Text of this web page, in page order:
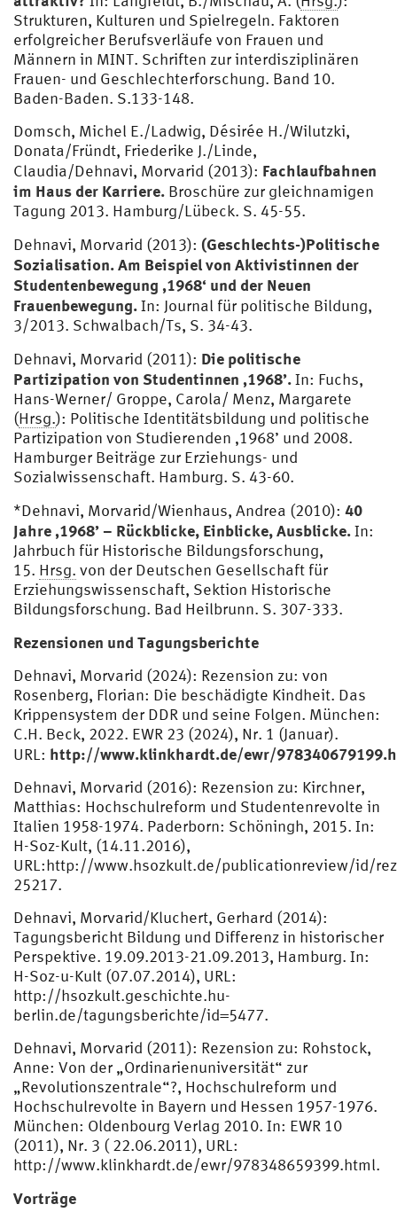
Strukturen, Kulturen und Spielregeln. Faktoren
erfolgreicher Berufsverläufe von Frauen und
Männern in MINT. Schriften zur interdisziplinären
Frauen- und Geschlechterforschung. Band 10.
Baden-Baden. S.133-148.
Domsch, Michel E./Ladwig, Désirée H./Wilutzki,
Donata/Fründt, Friederike J./Linde,
Claudia/Dehnavi, Morvarid (2013): Fachlaufbahnen
im Haus der Karriere. Broschüre zur gleichnamigen
Tagung 2013. Hamburg/Lübeck. S. 45-55.
Dehnavi, Morvarid (2013): (Geschlechts-)Politische
Sozialisation. Am Beispiel von Aktivistinnen der
Studentenbewegung ‚1968‘ und der Neuen
Frauenbewegung.In: Journal für politische Bildung,
3/2013. Schwalbach/Ts, S. 34-43.
Dehnavi, Morvarid (2011): Die politische
Partizipation von Studentinnen ‚1968’.In: Fuchs,
Hans-Werner/ Groppe, Carola/ Menz, Margarete
(Hrsg.): Politische Identitätsbildung und politische
Partizipation von Studierenden ‚1968’ und 2008.
Hamburger Beiträge zur Erziehungs- und
Sozialwissenschaft. Hamburg. S. 43-60.
*Dehnavi, Morvarid/Wienhaus, Andrea (2010): 40
Jahre ‚1968’ – Rückblicke, Einblicke, Ausblicke.In:
Jahrbuch für Historische Bildungsforschung,
15. Hrsg. von der Deutschen Gesellschaft für
Erziehungswissenschaft, Sektion Historische
Bildungsforschung. Bad Heilbrunn. S. 307-333.
Rezensionen und Tagungsberichte
Dehnavi, Morvarid (2024): Rezension zu: von
Rosenberg, Florian: Die beschädigte Kindheit. Das
Krippensystem der DDR und seine Folgen. München:
C.H. Beck, 2022. EWR 23 (2024), Nr. 1 (Januar).
URL: http://www.klinkhardt.de/ewr/
Dehnavi, Morvarid (2016): Rezension zu: Kirchner,
Matthias: Hochschulreform und Studentenrevolte in
Italien 1958-1974. Paderborn: Schöningh, 2015. In:
H-Soz-Kult, (14.11.2016),
URL:http://www.hsozkult.de/publicationreview/id/
25217.
Dehnavi, Morvarid/Kluchert, Gerhard (2014):
Tagungsbericht Bildung und Differenz in historischer
Perspektive. 19.09.2013-21.09.2013, Hamburg. In:
H-Soz-u-Kult (07.07.2014), URL:
http://hsozkult.geschichte.hu-
berlin.de/tagungsberichte/id=5477.
Dehnavi, Morvarid (2011): Rezension zu: Rohstock,
Anne: Von der „Ordinarienuniversität“ zur
„Revolutionszentrale“?, Hochschulreform und
Hochschulrevolte in Bayern und Hessen 1957-1976.
München: Oldenbourg Verlag 2010. In: EWR 10
(2011), Nr. 3 ( 22.06.2011), URL:
http://www.klinkhardt.de/ewr/978348659399.html.
Vorträge